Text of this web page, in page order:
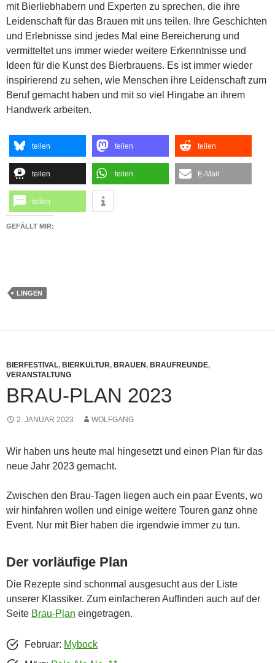
mit Bierliebhabern und Experten zu sprechen, die ihre
Leidenschaft für das Brauen mit uns teilen. Ihre Geschichten
und Erlebnisse sind jedes Mal eine Bereicherung und
vermitteltet uns immer wieder weitere Erkenntnisse und
Ideen für die Kunst des Bierbrauens. Es ist immer wieder
inspirierend zu sehen, wie Menschen ihre Leidenschaft zum
Beruf gemacht haben und mit so viel Hingabe an ihrem
Handwerk arbeiten.
teilen teilen teilen
teilen teilen E-Mail
teilen
GEFÄLLT MIR:
LINGEN
BIERFESTIVAL, BIERKULTUR, BRAUEN, BRAUFREUNDE,
VERANSTALTUNG
BRAU-PLAN 2023
2. JANUAR 2023 WOLFGANG
Wir haben uns heute mal hingesetzt und einen Plan für das
neue Jahr 2023 gemacht.
Zwischen den Brau-Tagen liegen auch ein paar Events, wo
wir hinfahren wollen und einige weitere Touren ganz ohne
Event. Nur mit Bier haben die irgendwie immer zu tun.
Der vorläufige Plan
Die Rezepte sind schonmal ausgesucht aus der Liste
unserer Klassiker. Zum einfacheren Auffinden auch auf der
Seite Brau-Plan eingetragen.
Februar: Mybock